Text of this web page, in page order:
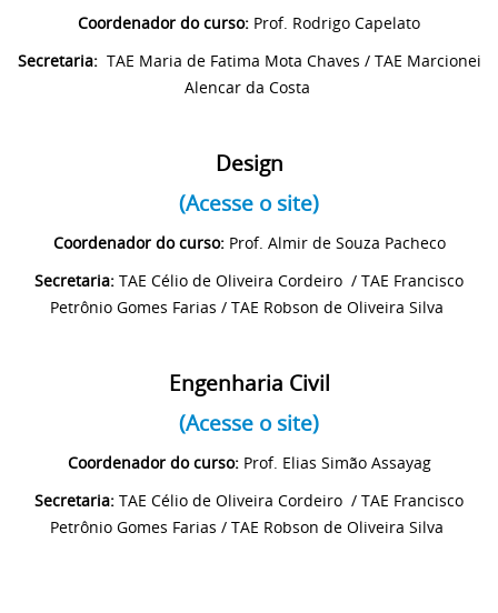
Coordenador do curso: Prof. Rodrigo Capelato
Secretaria: TAE Maria de Fatima Mota Chaves / TAE Marcionei
Alencar da Costa
Design
(Acesse o site)
Coordenador do curso: Prof. Almir de Souza Pacheco
Secretaria: TAE Célio de Oliveira Cordeiro / TAE Francisco
Petrônio Gomes Farias / TAE Robson de Oliveira Silva
Engenharia Civil
(Acesse o site)
Coordenador do curso: Prof. Elias Simão Assayag
Secretaria: TAE Célio de Oliveira Cordeiro / TAE Francisco
Petrônio Gomes Farias / TAE Robson de Oliveira Silva